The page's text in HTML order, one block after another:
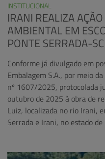
INSTITUCIONAL
IRANI REALIZA
AMBIENTAL EM
PONTE SERRADA-SC
Conforme já divulgado em
Embalagem S.A., por meio
nº 1607/2025, protocolada
outubro de 2025 à obra de
Luiz, localizada no rio Irani,
Serrada e Irani, no estado